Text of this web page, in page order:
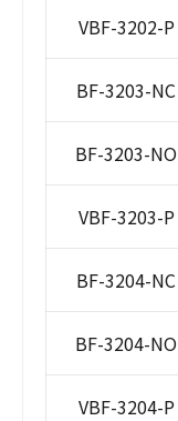
VBF-3202-P
BF-3203-NC
BF-3203-NO
VBF-3203-P
BF-3204-NC
BF-3204-NO
VBF-3204-P